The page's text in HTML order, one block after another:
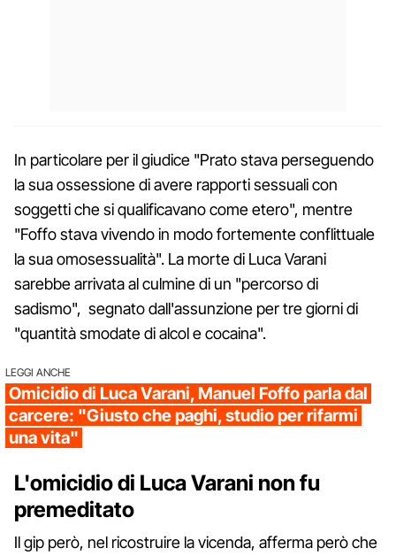
In particolare per il giudice "Prato stava perseguendo
la sua ossessione di avere rapporti sessuali con
soggetti che si qualificavano come etero", mentre
"Foffo stava vivendo in modo fortemente conflittuale
la sua omosessualità". La morte di Luca Varani
sarebbe arrivata al culmine di un "percorso di
sadismo", segnato dall'assunzione per tre giorni di
"quantità smodate di alcol e cocaina".
LEGGI ANCHE
Omicidio di Luca Varani, Manuel Foffo parla dal
carcere: "Giusto che paghi, studio per rifarmi
una vita"
L'omicidio di Luca Varani non fu
premeditato
Il gip però, nel ricostruire la vicenda, afferma però che